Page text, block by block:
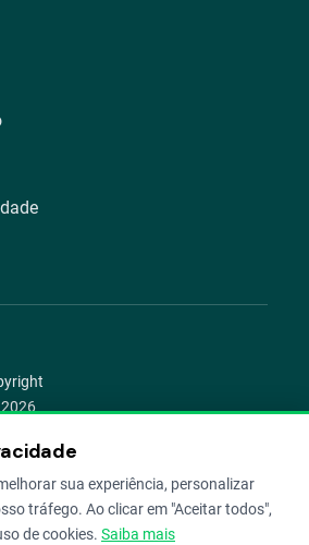
os
sua experiência, personalizar
tráfego. Ao clicar em "Aceitar todos",
de cookies. Saiba mais